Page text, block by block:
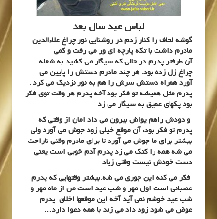
لباس عید سال بعد
گوشه لحاف را کنار زدم در روشنایی نور چراغ علاءالدین
مادرم داشت با تکه پارچه ای ور می رفت و کمی
آن طرفتر پدرم در حالی که سیگار می کشید به شعله
چراغ زل زده بود. هر چند مادرم دستش را پایین می
آورد همراه دستش سرش را هم به نور نزدیک می کرد .
پدرم مثل همیشه تو فکر بود آخه پدرم هر وقت توی فکر
بود پکهای عمیق به سیگار می زد
و دودش راهم یواش بیرون می داد امان از وقتی که
پدرم تو فکر بود، آن موقع خیلی زود جوش می آورد ولی
بیشتر برای ما جوش می آورد تا برای مادرم وقتی ناراحت
می شه همه را کتک می زد پدرم آدم خوبی است یعنی
دست خودش نیست وقتی زیاد
فکر می کنه این جوری می شه.بیشتر وقتهایی که پدرم
عصبانی است اول مهر و شب عید است من از ماه مهر و
شب عید خوشم نمی آید آخه این موقعها اخلاق پدرم
عوض می شود زود داد می زند با همه دعوا دارد…